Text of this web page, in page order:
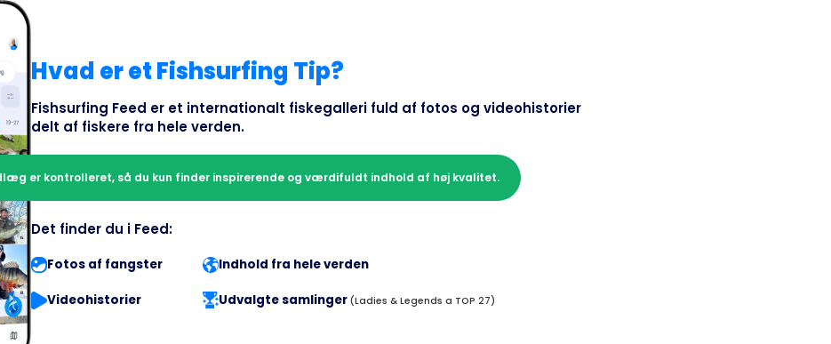
Hvad er et Fishsurfing Tip?
Fishsurfing Feed er et internationalt fiskegalleri fuld af fotos og videohistorier
delt af fiskere fra hele verden.
er kontrolleret, så du kun finder inspirerende og værdifuldt indhold af høj kvalitet.
Det finder du i Feed:
Fotos af fangster Indhold fra hele verden
Videohistorier Udvalgte samlinger (Ladies & Legends a TOP 27)